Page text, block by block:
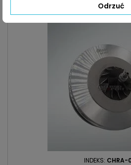
Zapytaj o dostępność
INDEKS: CHRA-
Odrzuć